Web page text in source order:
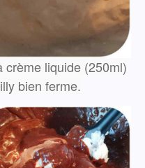
crème liquide (250ml)
bien ferme.